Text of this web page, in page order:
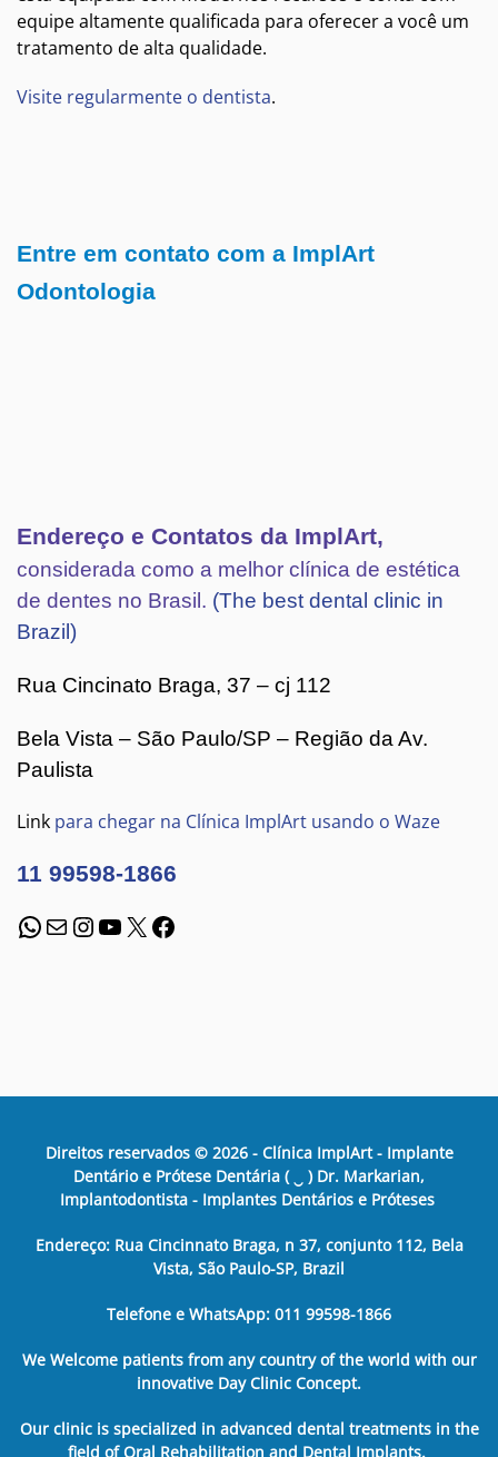
equipe altamente qualificada para oferecer a você um
tratamento de alta qualidade.
Visite regularmente o dentista.
Entre em contato com a ImplArt
Odontologia
Endereço e Contatos da ImplArt,
considerada como a melhor clínica de estética
de dentes no Brasil. (The best dental clinic in
Brazil)
Rua Cincinato Braga, 37 – cj 112
Bela Vista – São Paulo/SP – Região da Av.
Paulista
Link para chegar na Clínica ImplArt usando o Waze
11 99598-1866
WhatsApp
E-mailInstagram
Youtube
X Facebook
Direitos reservados © 2026- Clínica ImplArt - Implante
Dentário e Prótese Dentária ( ‿ ) Dr. Markarian,
Implantodontista - Implantes Dentários e Próteses
Endereço: Rua Cincinnato Braga, n 37, conjunto 112, Bela
Vista, São Paulo-SP, Brazil
Telefone e WhatsApp: 011 99598-1866
We Welcome patients from any country of the world with our
innovative Day Clinic Concept.
Our clinic is specialized in advanced dental treatments in the
field of Oral Rehabilitation and Dental Implants.